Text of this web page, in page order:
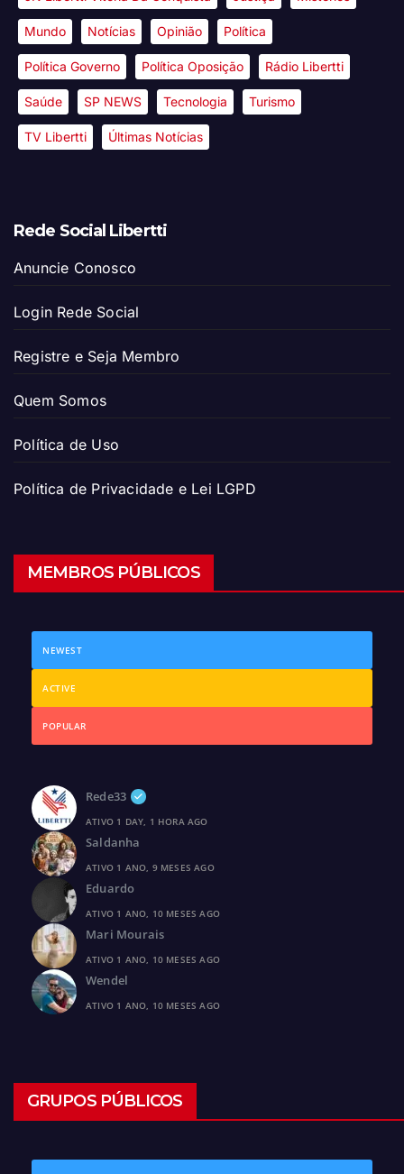
Mundo Notícias Opinião Política
Política Governo Política Oposição Rádio Libertti
Saúde SP NEWS Tecnologia Turismo
TV Libertti Últimas Notícias
Rede Social Libertti
Anuncie Conosco
Login Rede Social
Registre e Seja Membro
Quem Somos
Política de Uso
Política de Privacidade e Lei LGPD
MEMBROS PÚBLICOS
NEWEST
ACTIVE
POPULAR
Rede33
ATIVO 1 DAY, 1 HORA AGO
Saldanha
ATIVO 1 ANO, 9 MESES AGO
Eduardo
ATIVO 1 ANO, 10 MESES AGO
Mari Mourais
ATIVO 1 ANO, 10 MESES AGO
Wendel
ATIVO 1 ANO, 10 MESES AGO
GRUPOS PÚBLICOS